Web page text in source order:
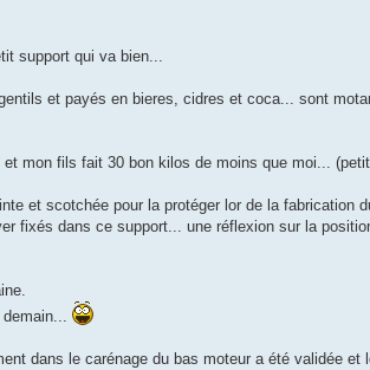
support qui va bien...
et payés en bieres, cidres et coca... sont
mon fils fait 30 bon kilos de moins que moi...
et scotchée pour la protéger lor de la fabrication
fixés dans ce support... une réflexion sur la
dans le carénage du bas moteur a été validée et